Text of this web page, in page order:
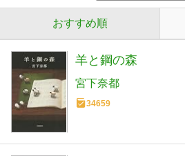
おすすめ順
羊と鋼の森
宮下奈都
34659